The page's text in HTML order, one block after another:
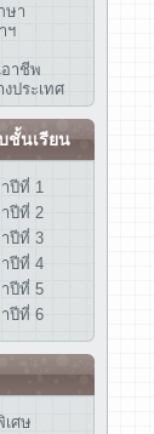
ษา
ฯ
อาชีพ
ประเทศ
ชั้นเรียน
ปีที่ 1
ปีที่ 2
ปีที่ 3
ปีที่ 4
ปีที่ 5
ปีที่ 6
เศษ